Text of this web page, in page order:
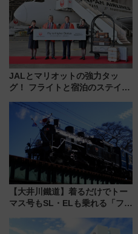
JALとマリオットの強力タッ
グ！ フライトと宿泊のステイタ
上級会員資格を効率よく獲得す
る方法を解説
【大井川鐵道】着るだけでトー
マス号もSL・ELも乗れる「フリ